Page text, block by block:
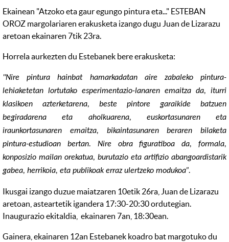
Ekainean "Atzoko eta gaur egungo pintura eta..." ESTEBAN
OROZ margolariaren erakusketa izango dugu Juan de Lizarazu
aretoan ekainaren 7tik 23ra.
Horrela aurkezten du Estebanek bere erakusketa:
"Nire pintura hainbat hamarkadatan aire zabaleko pintura-
lehiaketetan lortutako esperimentazio-lanaren emaitza da, iturri
klasikoen azterketarena, beste pintore garaikide batzuen
begiradarena eta aholkuarena, euskortasunaren eta
iraunkortasunaren emaitza, bikaintasunaren beraren bilaketa
pintura-estudioan bertan. Nire obra figuratiboa da, formala,
konposizio mailan orekatua, burutazio eta artifizio abangoardistarik
gabea, herrikoia, eta publikoak erraz ulertzeko modukoa”.
Ikusgai izango duzue maiatzaren 10etik 26ra, Juan de Lizarazu
aretoan, asteartetik igandera 17:30-20:30 ordutegian.
Inaugurazio ekitaldia, ekainaren 7an, 18:30ean.
Gainera, ekainaren 12an Estebanek koadro bat margotuko du